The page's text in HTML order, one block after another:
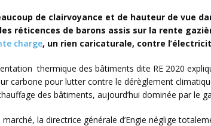
de clairvoyance et de hauteur de vue
réticences de barons assis sur la rente
charge, un rien caricaturale, contre
thermique des bâtiments dite RE 2020
carbone pour lutter contre le dérèglement
des bâtiments, aujourd’hui dominée par le
la directrice générale d’Engie néglige